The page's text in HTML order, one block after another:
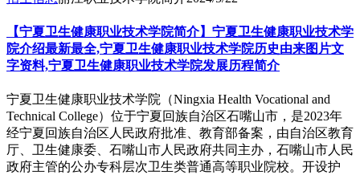
【宁夏卫生健康职业技术学院简介】宁夏卫生健康职业技术学
院介绍最新最全,宁夏卫生健康职业技术学院历史由来图片文
字资料,宁夏卫生健康职业技术学院发展历程简介
​宁夏卫生健康职业技术学院（Ningxia Health Vocational and
Technical College）位于宁夏回族自治区石嘴山市，是2023年
经宁夏回族自治区人民政府批准、教育部备案，由自治区教育
厅、卫生健康委、石嘴山市人民政府共同主办，石嘴山市人民
政府主管的公办专科层次卫生类普通高等职业院校。开设护